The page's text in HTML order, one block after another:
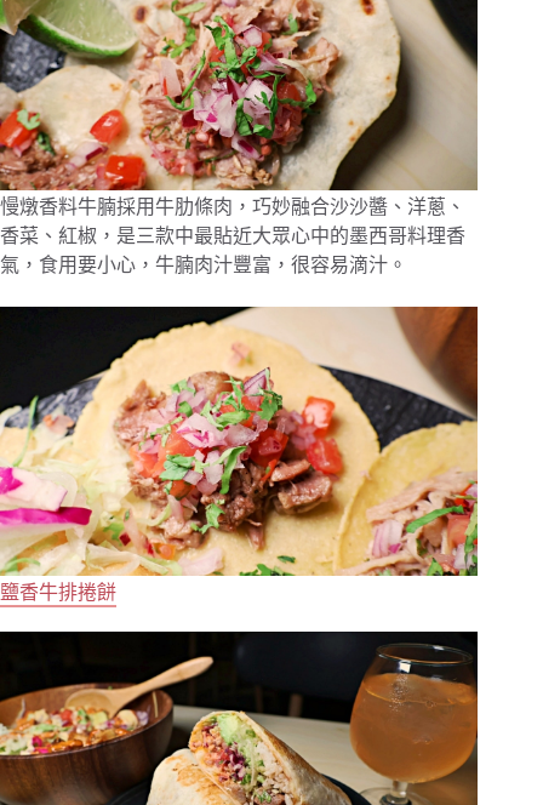
慢燉香料牛腩採用牛肋條肉，巧妙融合沙沙醬、洋蔥、
香菜、紅椒，是三款中最貼近大眾心中的墨西哥料理香
氣，食用要小心，牛腩肉汁豐富，很容易滴汁。
鹽香牛排捲餅